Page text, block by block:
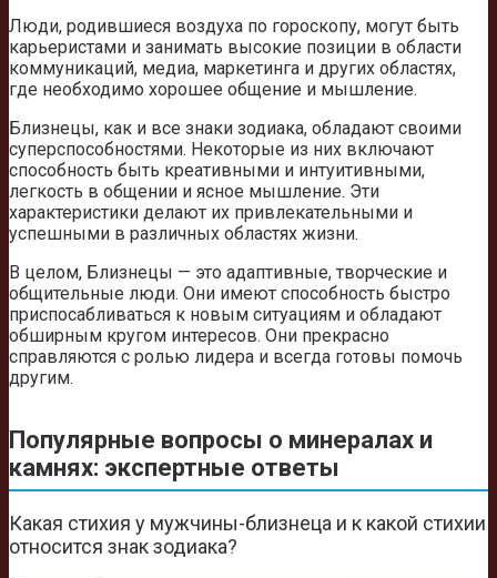
Люди, родившиеся воздуха по гороскопу, могут быть
карьеристами и занимать высокие позиции в области
коммуникаций, медиа, маркетинга и других областях,
где необходимо хорошее общение и мышление.
Близнецы, как и все знаки зодиака, обладают своими
суперспособностями. Некоторые из них включают
способность быть креативными и интуитивными,
легкость в общении и ясное мышление. Эти
характеристики делают их привлекательными и
успешными в различных областях жизни.
В целом, Близнецы — это адаптивные, творческие и
общительные люди. Они имеют способность быстро
приспосабливаться к новым ситуациям и обладают
обширным кругом интересов. Они прекрасно
справляются с ролью лидера и всегда готовы помочь
другим.
Популярные вопросы о минералах и
камнях: экспертные ответы
Какая стихия у мужчины-близнеца и к какой стихии
относится знак зодиака?